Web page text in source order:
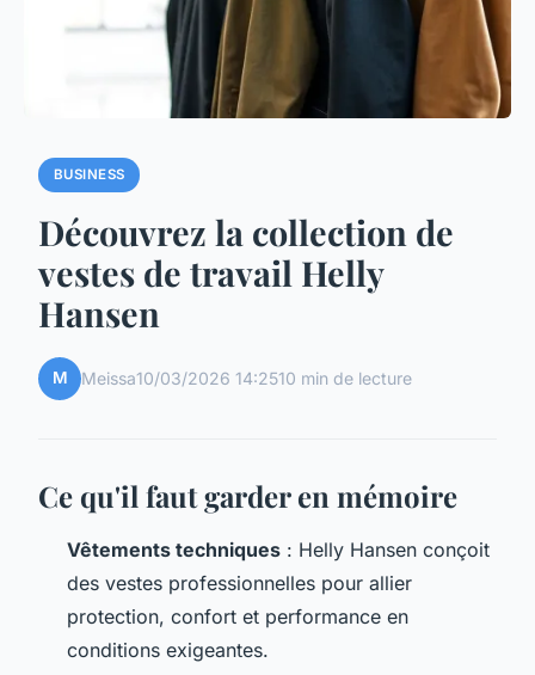
BUSINESS
Découvrez la collection de
vestes de travail Helly
Hansen
M Meissa10/03/2026 14:2510 min de lecture
Ce qu'il faut garder en mémoire
Vêtements techniques : Helly Hansen conçoit
des vestes professionnelles pour allier
protection, confort et performance en
conditions exigeantes.